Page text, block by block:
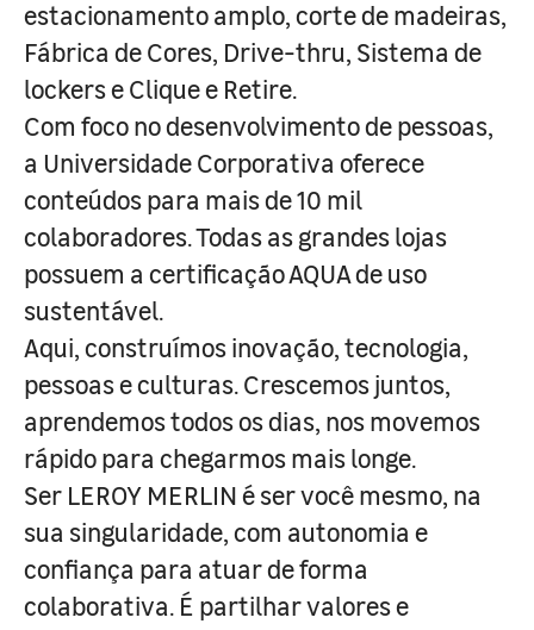
estacionamento amplo, corte de madeiras,
Fábrica de Cores, Drive-thru, Sistema de
lockers e Clique e Retire.
Com foco no desenvolvimento de pessoas,
a Universidade Corporativa oferece
conteúdos para mais de 10 mil
colaboradores. Todas as grandes lojas
possuem a certificação AQUA de uso
sustentável.
Aqui, construímos inovação, tecnologia,
pessoas e culturas. Crescemos juntos,
aprendemos todos os dias, nos movemos
rápido para chegarmos mais longe.
Ser LEROY MERLIN é ser você mesmo, na
sua singularidade, com autonomia e
confiança para atuar de forma
colaborativa. É partilhar valores e